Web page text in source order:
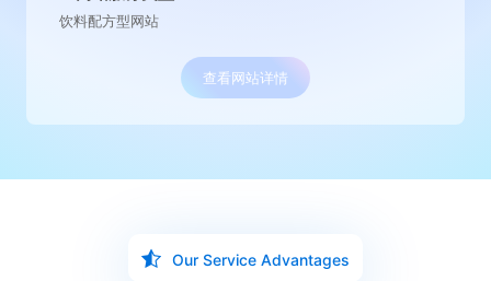
水处理营销型网站
查看网站详情
Our Service Advantages